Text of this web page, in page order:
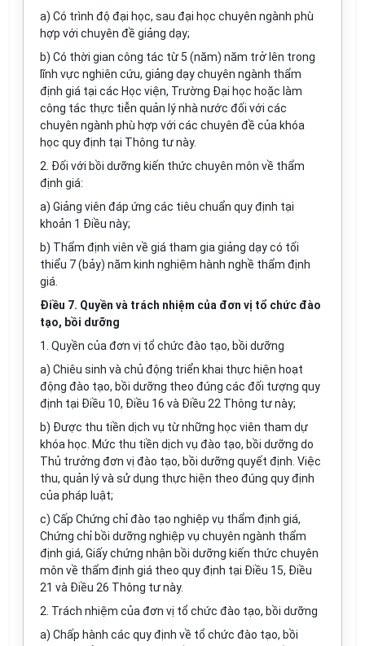
a) Có trình độ đại học, sau đại học chuyên ngành phù
hợp với chuyên đề giảng dạy;
b) Có thời gian công tác từ 5 (năm) năm trở lên trong
lĩnh vực nghiên cứu, giảng dạy chuyên ngành thẩm
định giá tại các Học viện, Trường Đại học hoặc làm
công tác thực tiễn quản lý nhà nước đối với các
chuyên ngành phù hợp với các chuyên đề của khóa
học quy định tại Thông tư này.
2. Đối với bồi dưỡng kiến thức chuyên môn về thẩm
định giá:
a) Giảng viên đáp ứng các tiêu chuẩn quy định tại
khoản 1 Điều này;
b) Thẩm định viên về giá tham gia giảng dạy có tối
thiểu 7 (bảy) năm kinh nghiệm hành nghề thẩm định
giá.
Điều 7. Quyền và trách nhiệm của đơn vị tổ chức đào
tạo, bồi dưỡng
1. Quyền của đơn vị tổ chức đào tạo, bồi dưỡng
a) Chiêu sinh và chủ động triển khai thực hiện hoạt
động đào tạo, bồi dưỡng theo đúng các đối tượng quy
định tại Điều 10, Điều 16 và Điều 22 Thông tư này;
b) Được thu tiền dịch vụ từ những học viên tham dự
khóa học. Mức thu tiền dịch vụ đào tạo, bồi dưỡng do
Thủ trưởng đơn vị đào tạo, bồi dưỡng quyết định. Việc
thu, quản lý và sử dụng thực hiện theo đúng quy định
của pháp luật;
c) Cấp Chứng chỉ đào tạo nghiệp vụ thẩm định giá,
Chứng chỉ bồi dưỡng nghiệp vụ chuyên ngành thẩm
định giá, Giấy chứng nhận bồi dưỡng kiến thức chuyên
môn về thẩm định giá theo quy định tại Điều 15, Điều
21 và Điều 26 Thông tư này.
2. Trách nhiệm của đơn vị tổ chức đào tạo, bồi dưỡng
a) Chấp hành các quy định về tổ chức đào tạo, bồi